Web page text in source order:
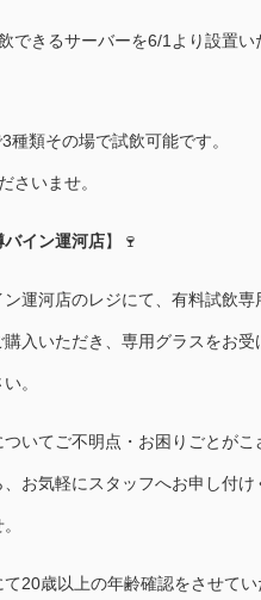
できるサーバーを6/1より設置い
類その場で試飲可能です。
さいませ。
バイン運河店】🍷
ン運河店のレジにて、有料試飲専
購入いただき、専用グラスをお受
。
いてご不明点・お困りごとがこ
お気軽にスタッフへお申し付け
20歳以上の年齢確認をさせてい